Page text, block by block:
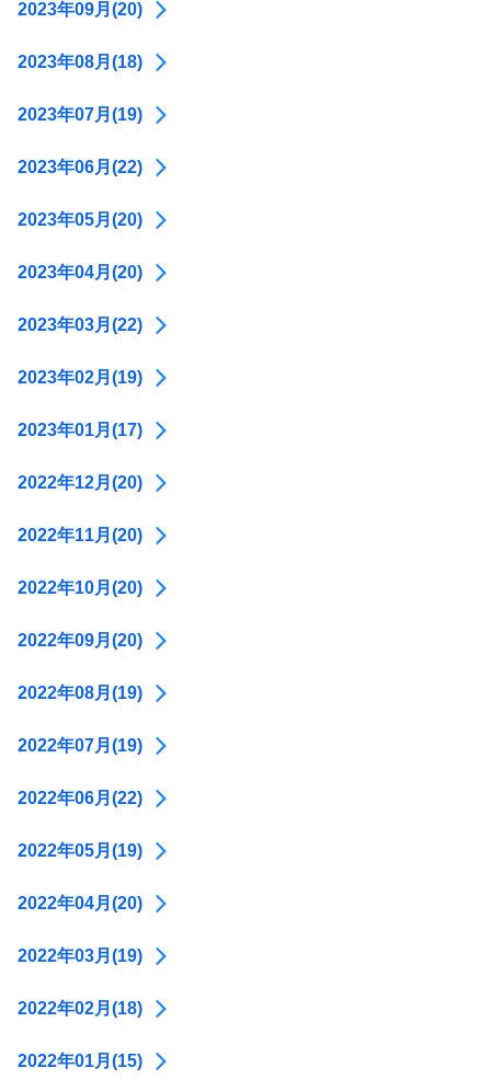
2023年09月(20)
2023年08月(18)
2023年07月(19)
2023年06月(22)
2023年05月(20)
2023年04月(20)
2023年03月(22)
2023年02月(19)
2023年01月(17)
2022年12月(20)
2022年11月(20)
2022年10月(20)
2022年09月(20)
2022年08月(19)
2022年07月(19)
2022年06月(22)
2022年05月(19)
2022年04月(20)
2022年03月(19)
2022年02月(18)
2022年01月(15)